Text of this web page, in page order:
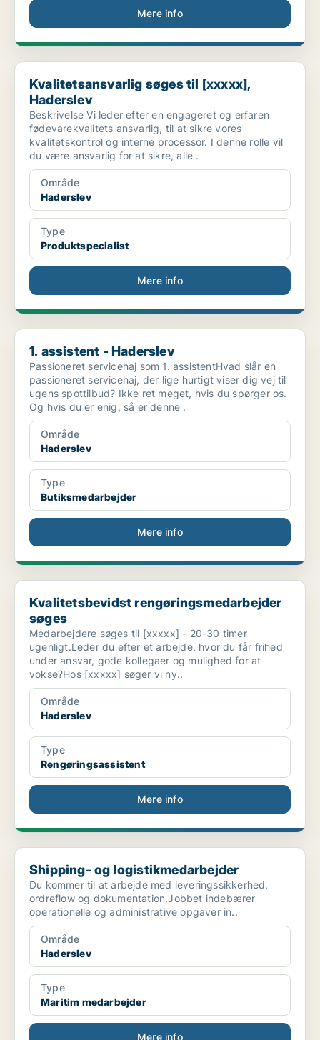
Mere info
Kvalitetsansvarlig søges til [xxxxx], Haderslev
Kvalitetsansvarlig søges til [xxxxx],
Haderslev
Beskrivelse Vi leder efter en engageret og erfaren
fødevarekvalitets ansvarlig, til at sikre vores
kvalitetskontrol og interne processor. I denne rolle vil
du være ansvarlig for at sikre, alle .
Område
Haderslev
Type
Produktspecialist
Mere info
1. assistent - Haderslev
1. assistent - Haderslev
Passioneret servicehaj som 1. assistentHvad slår en
passioneret servicehaj, der lige hurtigt viser dig vej til
ugens spottilbud? Ikke ret meget, hvis du spørger os.
Og hvis du er enig, så er denne .
Område
Haderslev
Type
Butiksmedarbejder
Mere info
Kvalitetsbevidst rengøringsmedarbejder søges
Kvalitetsbevidst rengøringsmedarbejder
søges
Medarbejdere søges til [xxxxx] - 20-30 timer
ugenligt.Leder du efter et arbejde, hvor du får frihed
under ansvar, gode kollegaer og mulighed for at
vokse?Hos [xxxxx] søger vi ny..
Område
Haderslev
Type
Rengøringsassistent
Mere info
Shipping- og logistikmedarbejder
Shipping- og logistikmedarbejder
Du kommer til at arbejde med leveringssikkerhed,
ordreflow og dokumentation.Jobbet indebærer
operationelle og administrative opgaver in..
Område
Haderslev
Type
Maritim medarbejder
Mere info